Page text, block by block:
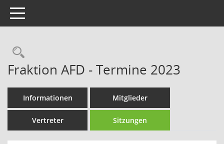
Toggle navigation
Rechercheauswahl
Fraktion AFD - Termine 2023
Informationen Mitglieder
Vertreter Sitzungen